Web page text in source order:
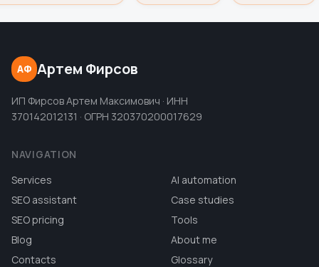
АФ Артем Фирсов
ИП Фирсов Артем Максимович · ИНН
370142012131 · ОГРН 320370200017629
NAVIGATION
Services
AI automation
SEO assistant
Case studies
SEO pricing
Tools
Blog
About me
Contacts
Glossary